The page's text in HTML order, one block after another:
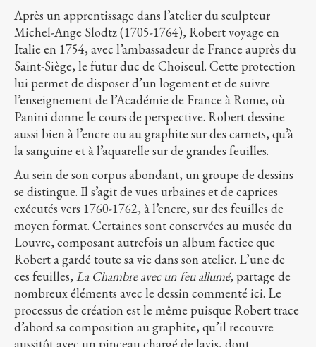
Après un apprentissage dans l’atelier du sculpteur
Michel-Ange Slodtz (1705-1764), Robert voyage en
Italie en 1754, avec l’ambassadeur de France auprès du
Saint-Siège, le futur duc de Choiseul. Cette protection
lui permet de disposer d’un logement et de suivre
l’enseignement de l’Académie de France à Rome, où
Panini donne le cours de perspective. Robert dessine
aussi bien à l’encre ou au graphite sur des carnets, qu’à
la sanguine et à l’aquarelle sur de grandes feuilles.
Au sein de son corpus abondant, un groupe de dessins
se distingue. Il s’agit de vues urbaines et de caprices
exécutés vers 1760-1762, à l’encre, sur des feuilles de
moyen format. Certaines sont conservées au musée du
Louvre, composant autrefois un album factice que
Robert a gardé toute sa vie dans son atelier. L’une de
ces feuilles, La Chambre avec un feu allumé, partage de
nombreux éléments avec le dessin commenté ici. Le
processus de création est le même puisque Robert trace
d’abord sa composition au graphite, qu’il recouvre
aussitôt avec un pinceau chargé de lavis, dont